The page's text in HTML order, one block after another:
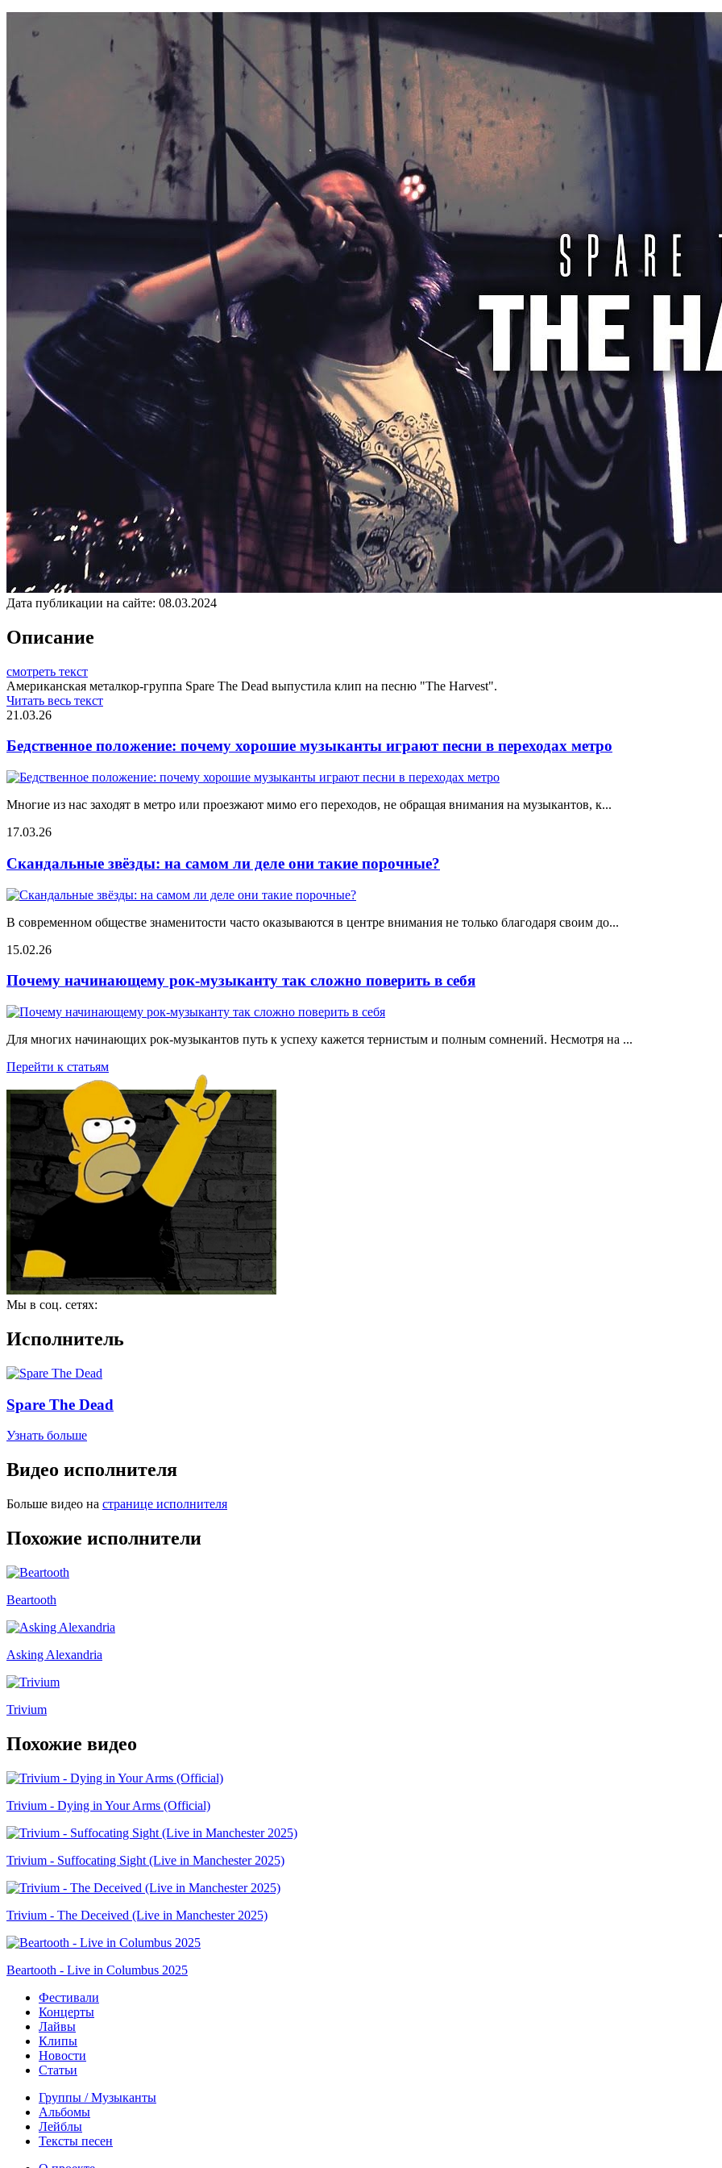
Дата публикации на сайте: 08.03.2024
Описание
смотреть текст
Американская металкор-группа Spare The Dead выпустила клип на песню "The Harvest".
Читать весь текст
21.03.26
Бедственное положение: почему хорошие музыканты играют песни в переходах метро
Многие из нас заходят в метро или проезжают мимо его переходов, не обращая внимания на музыкантов, к...
17.03.26
Скандальные звёзды: на самом ли деле они такие порочные?
В современном обществе знаменитости часто оказываются в центре внимания не только благодаря своим до...
15.02.26
Почему начинающему рок-музыканту так сложно поверить в себя
Для многих начинающих рок-музыкантов путь к успеху кажется тернистым и полным сомнений. Несмотря на ...
Перейти к статьям
Мы в соц. сетях:
Исполнитель
Spare The Dead
Узнать больше
Видео исполнителя
Больше видео на странице исполнителя
Похожие исполнители
Beartooth
Asking Alexandria
Trivium
Похожие видео
Trivium - Dying in Your Arms (Official)
Trivium - Suffocating Sight (Live in Manchester 2025)
Trivium - The Deceived (Live in Manchester 2025)
Beartooth - Live in Columbus 2025
Фестивали
Концерты
Лайвы
Клипы
Новости
Статьи
Группы / Музыканты
Альбомы
Лейблы
Тексты песен